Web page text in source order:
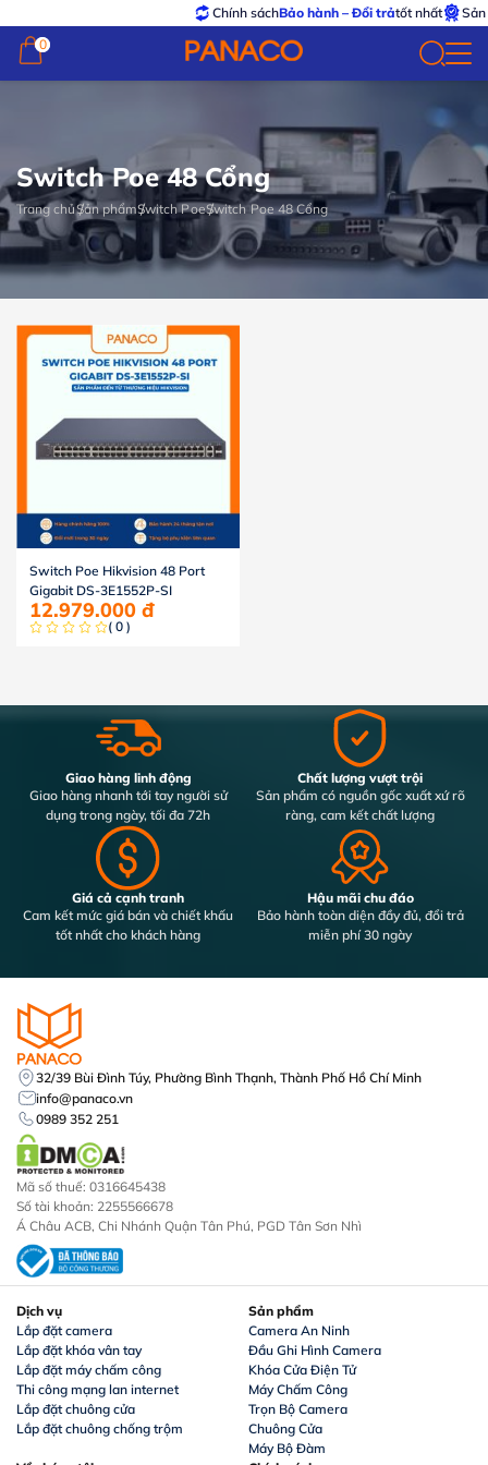
Chính sáchBảo hành – Đổi trảtốt nhất
Sản
0
0
Switch Poe 48 Cổng
Trang chủSản phẩmSwitch PoeSwitch Poe 48 Cổng
Switch Poe Hikvision 48 Port
Gigabit DS-3E1552P-SI
12.979.000 đ
( 0 )
Giao hàng linh động
Giao hàng nhanh tới tay người sử
dụng trong ngày, tối đa 72h
Chất lượng vượt trội
Sản phẩm có nguồn gốc xuất xứ rõ
ràng, cam kết chất lượng
Giá cả cạnh tranh
Cam kết mức giá bán và chiết khấu
tốt nhất cho khách hàng
Hậu mãi chu đáo
Bảo hành toàn diện đầy đủ, đổi trả
miễn phí 30 ngày
Dịch vụ
Lắp đặt camera
Lắp đặt khóa vân tay
Lắp đặt máy chấm công
Thi công mạng lan internet
Lắp đặt chuông cửa
Lắp đặt chuông chống trộm
Sản phẩm
Camera An Ninh
Đầu Ghi Hình Camera
Khóa Cửa Điện Tử
Máy Chấm Công
Trọn Bộ Camera
Chuông Cửa
Máy Bộ Đàm
32/39 Bùi Đình Túy, Phường Bình Thạnh, Thành Phố Hồ Chí Minh
info@panaco.vn
0989 352 251
Mã số thuế: 0316645438
Số tài khoản: 2255566678
Á Châu ACB, Chi Nhánh Quận Tân Phú, PGD Tân Sơn Nhì